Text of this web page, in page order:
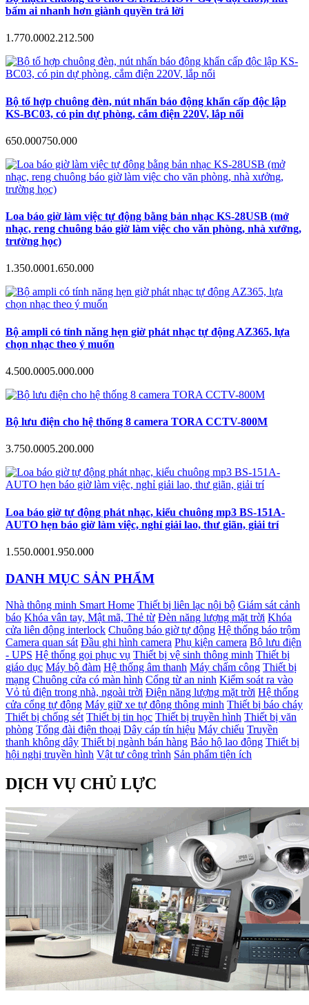
bấm ai nhanh hơn giành quyền trả lời
1.770.0002.212.500
Bộ tổ hợp chuông đèn, nút nhấn báo động khẩn cấp độc lập
KS-BC03, có pin dự phòng, cắm điện 220V, lắp nổi
650.000750.000
Loa báo giờ làm việc tự động bằng bản nhạc KS-28USB (mở
nhạc, reng chuông báo giờ làm việc cho văn phòng, nhà xưởng,
trường học)
1.350.0001.650.000
Bộ ampli có tính năng hẹn giờ phát nhạc tự động AZ365, lựa
chọn nhạc theo ý muốn
4.500.0005.000.000
Bộ lưu điện cho hệ thống 8 camera TORA CCTV-800M
3.750.0005.200.000
Loa báo giờ tự động phát nhạc, kiểu chuông mp3 BS-151A-
AUTO hẹn báo giờ làm việc, nghỉ giải lao, thư giãn, giải trí
1.550.0001.950.000
DANH MỤC SẢN PHẨM
Nhà thông minh Smart Home Thiết bị liên lạc nội bộ Giám sát cảnh
báo Khóa vân tay, Mật mã, Thẻ từ Đèn năng lượng mặt trời Khóa
cửa liên động interlock Chuông báo giờ tự động Hệ thống báo trộm
Camera quan sát Đầu ghi hình camera Phụ kiện camera Bộ lưu điện
- UPS Hệ thống gọi phục vụ Thiết bị vệ sinh thông minh Thiết bị
giáo dục Máy bộ đàm Hệ thống âm thanh Máy chấm công Thiết bị
mạng Chuông cửa có màn hình Cổng từ an ninh Kiểm soát ra vào
Vỏ tủ điện trong nhà, ngoài trời Điện năng lượng mặt trời Hệ thống
cửa cổng tự động Máy giữ xe tự động thông minh Thiết bị báo cháy
Thiết bị chống sét Thiết bị tin học Thiết bị truyền hình Thiết bị văn
phòng Tổng đài điện thoại Dây cáp tín hiệu Máy chiếu Truyền
thanh không dây Thiết bị ngành bán hàng Bảo hộ lao động Thiết bị
hội nghị truyền hình Vật tư công trình Sản phẩm tiện ích
DỊCH VỤ CHỦ LỰC